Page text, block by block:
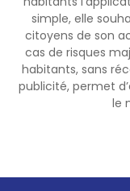
simple, elle
citoyens de son
cas de risques
habitants, sans
publicité, permet
le